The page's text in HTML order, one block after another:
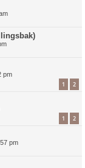
pm
1 2
1 2
pm